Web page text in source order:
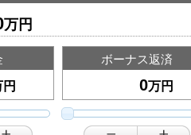
万円
ボーナス返済
万円